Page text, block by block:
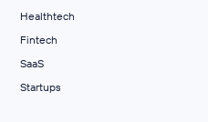
Healthtech
Fintech
SaaS
Startups